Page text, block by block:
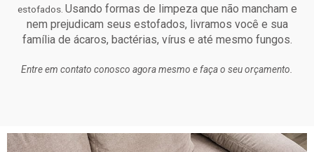
estofados. Usando formas de limpeza que não mancham e
nem prejudicam seus estofados, livramos você e sua
família de ácaros, bactérias, vírus e até mesmo fungos.
Entre em contato conosco agora mesmo e faça o seu orçamento.